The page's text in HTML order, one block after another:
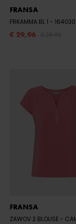
FRANSA
FRKAMMA BL 1 - 164030
€ 29,96
FRANSA
ZAWOV 2 BLOUSE -